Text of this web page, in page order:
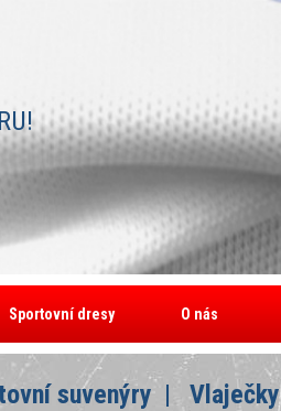
Sportovní dresy O nás
suvenýry Vlaječky